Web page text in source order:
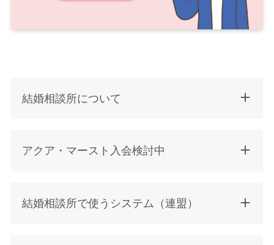
結婚相談所について
アクア・マースト入会検討中
結婚相談所で使うシステム（連盟）